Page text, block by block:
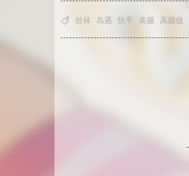
 丝袜 岛遇 快手 美腿 高颜值